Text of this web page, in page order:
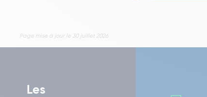
Page mise à jour le 30 juillet 2026
Les